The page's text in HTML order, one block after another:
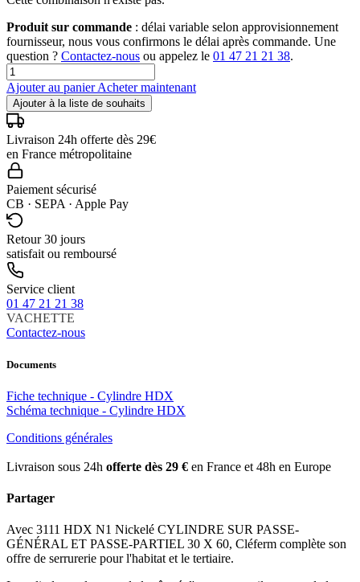
Produit sur commande : délai variable selon approvisionnement
fournisseur, nous vous confirmons le délai après commande. Une
question ? Contactez-nous ou appelez le 01 47 21 21 38.
Ajouter au panierAcheter maintenant
Ajouter à la liste de souhaits
Livraison 24h offerte dès 29€
en France métropolitaine
Paiement sécurisé
CB · SEPA · Apple Pay
Retour 30 jours
satisfait ou remboursé
Service client
01 47 21 21 38
VACHETTE
Contactez-nous
Documents
Fiche technique - Cylindre HDX
Schéma technique - Cylindre HDX
Conditions générales
Livraison sous 24h offerte dès 29 € en France et 48h en Europe
Partager
Avec 3111 HDX N1 Nickelé CYLINDRE SUR PASSE-
GÉNÉRAL ET PASSE-PARTIEL 30 X 60, Cléferm complète son
offre de serrurerie pour l'habitat et le tertiaire.